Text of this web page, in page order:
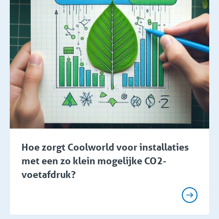
Hoe zorgt Coolworld voor installaties
met een zo klein mogelijke CO2-
voetafdruk?